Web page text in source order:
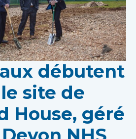
débutent
site de
House, géré